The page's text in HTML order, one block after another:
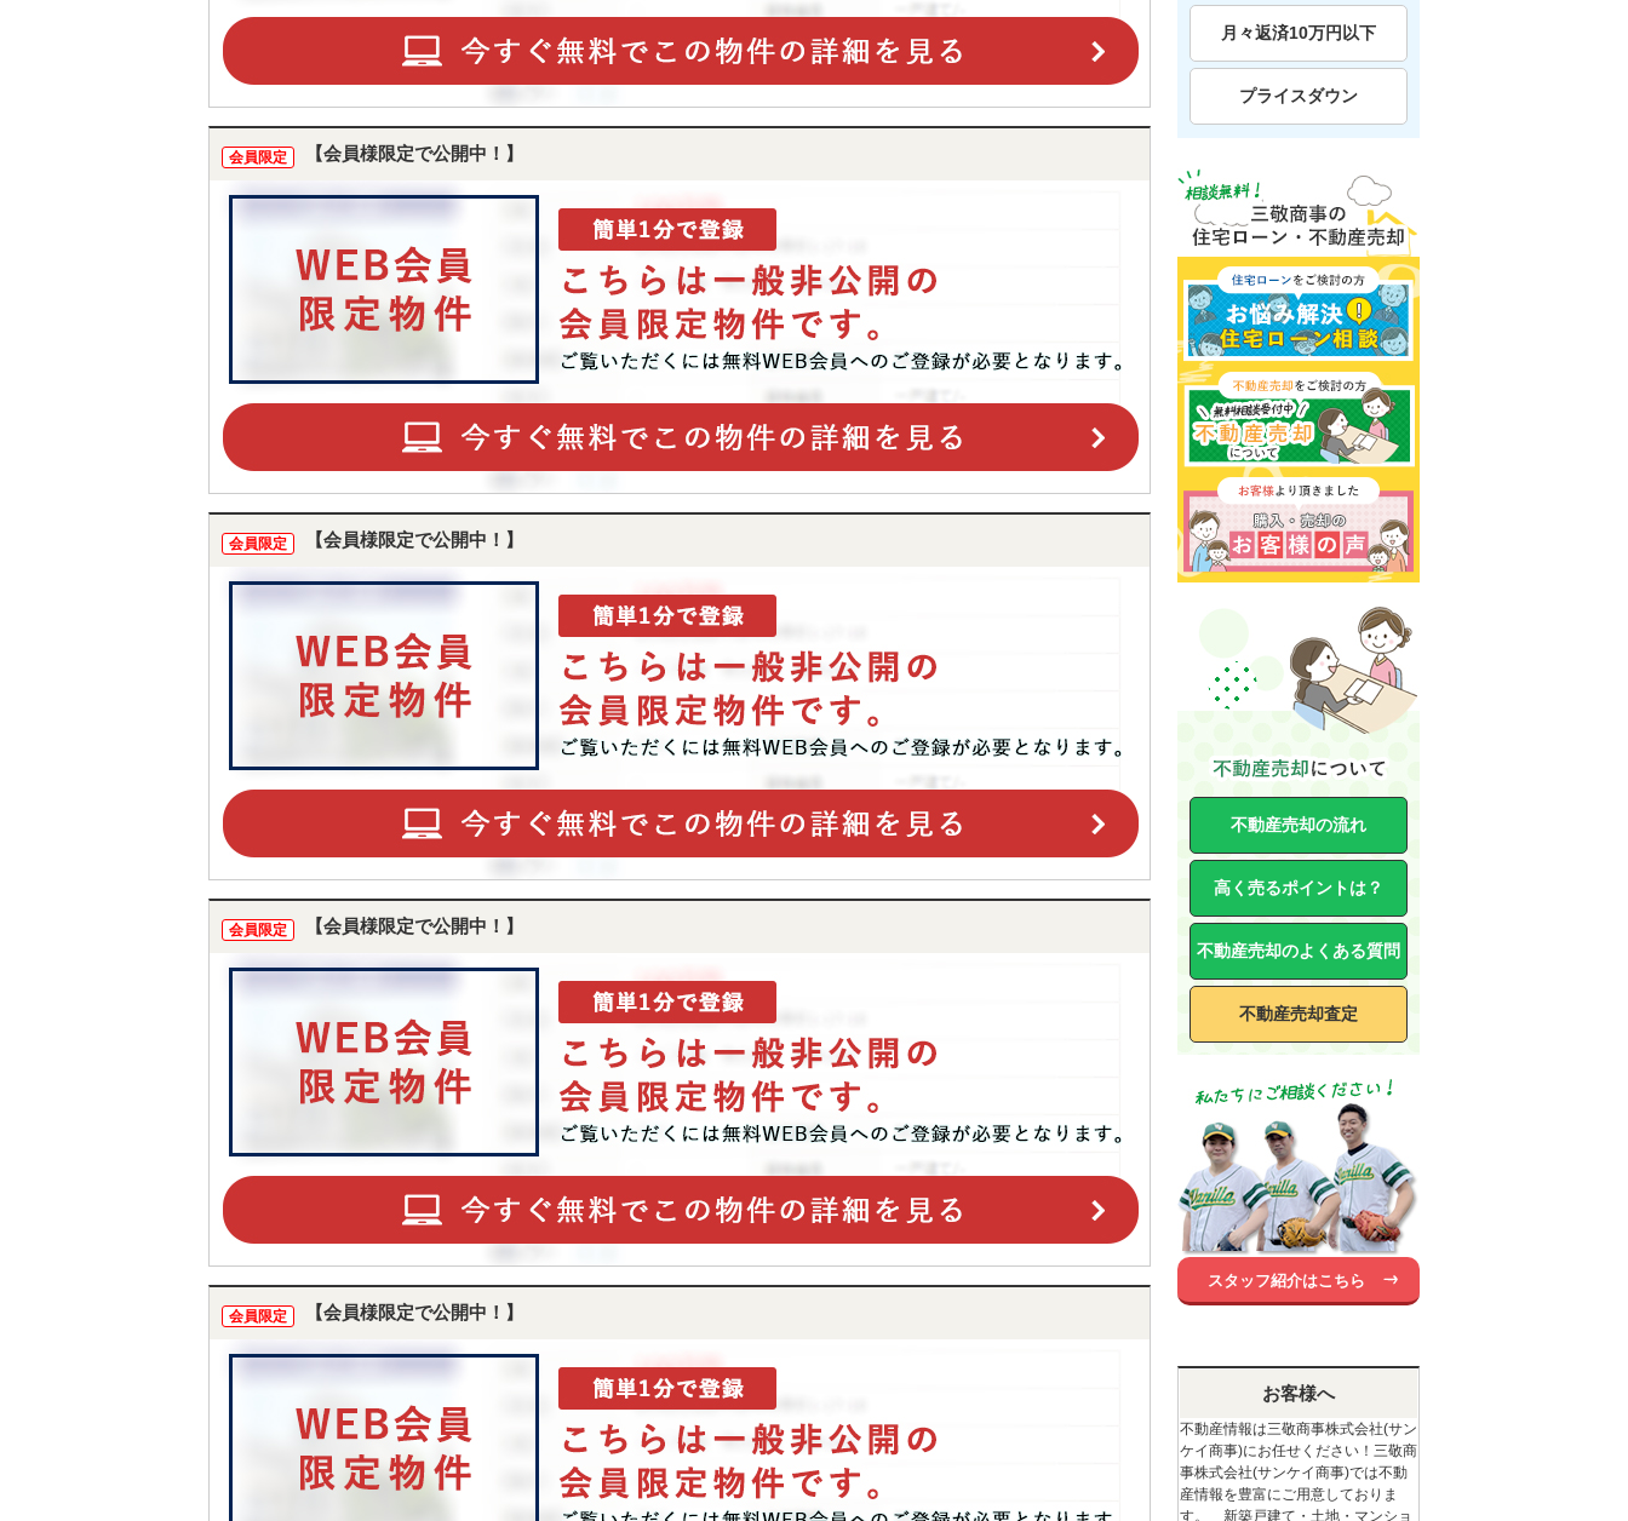
会員限定 【会員様限定で公開中！】
会員限定 【会員様限定で公開中！】
会員限定 【会員様限定で公開中！】
会員限定 【会員様限定で公開中！】
月々返済10万円以下
プライスダウン
不動産売却の流れ
高く売るポイントは？
不動産売却のよくある質問
不動産売却査定
スタッフ紹介はこちら
お客様へ
不動産情報は三敬商事株式会社(サン
ケイ商事)にお任せください！三敬商
事株式会社(サンケイ商事)では不動
産情報を豊富にご用意しておりま
す。 新築戸建て・土地・マンショ